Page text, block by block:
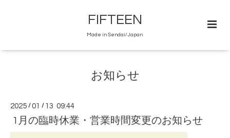
FIFTEEN
Made in Sendai/Japan
お知らせ
2025 /01 / 13 09:44
1月の臨時休業・営業時間変更のお知らせ